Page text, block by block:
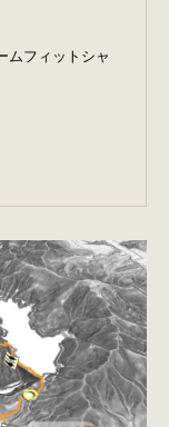
ムフィットシャ